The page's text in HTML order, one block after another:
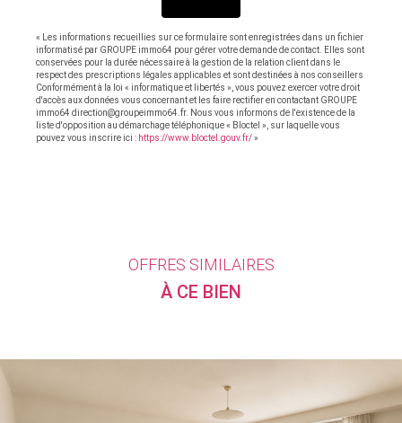
« Les informations recueillies sur ce formulaire sont enregistrées dans un fichier
informatisé par GROUPE immo64 pour gérer votre demande de contact. Elles sont
conservées pour la durée nécessaire à la gestion de la relation client dans le
respect des prescriptions légales applicables et sont destinées à nos conseillers
Conformément à la loi « informatique et libertés », vous pouvez exercer votre droit
d'accès aux données vous concernant et les faire rectifier en contactant GROUPE
immo64 direction@groupeimmo64.fr. Nous vous informons de l'existence de la
liste d'opposition au démarchage téléphonique « Bloctel », sur laquelle vous
pouvez vous inscrire ici : https://www.bloctel.gouv.fr/»
OFFRES SIMILAIRES
À CE BIEN